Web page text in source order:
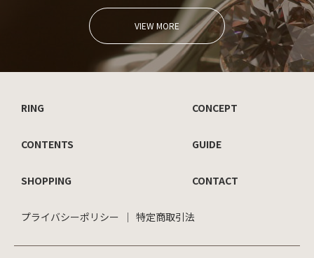
VIEW MORE
RING CONCEPT
CONTENTS GUIDE
SHOPPING CONTACT
プライバシーポリシー 特定商取引法